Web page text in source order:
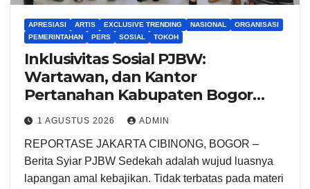
APRESIASI ARTIS EXCLUSIVE TRENDING NASIONAL
ORGANISASI
PEMERINTAHAN
PERS SOSIAL TOKOH
Inklusivitas Sosial PJBW:
Wartawan, dan Kantor
Pertanahan Kabupaten Bogor
Kolaborasi Gelar Program Jumat
Berkah
1 AGUSTUS 2026 ADMIN
REPORTASE JAKARTA CIBINONG, BOGOR –
Berita Syiar PJBW Sedekah adalah wujud luasnya
lapangan amal kebajikan. Tidak terbatas pada materi